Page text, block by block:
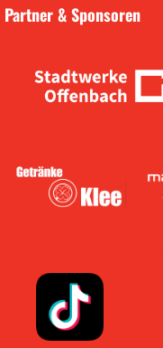
Partner & Sponsoren